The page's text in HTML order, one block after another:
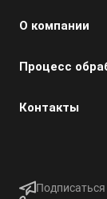
О компании
Процесс
Контакты